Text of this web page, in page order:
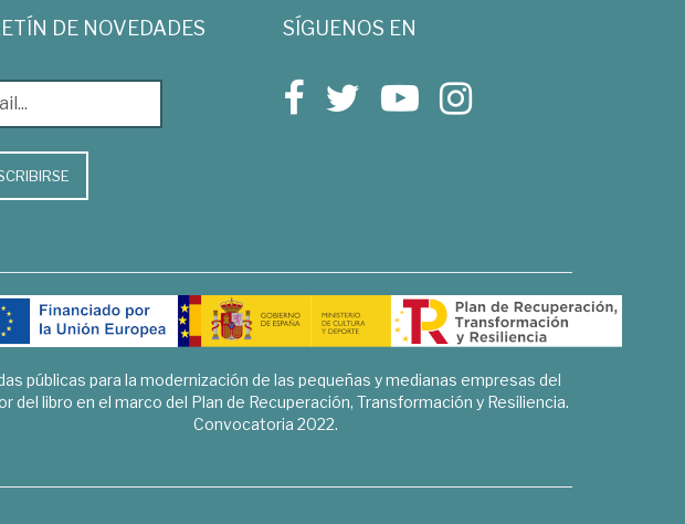
DE NOVEDADES SÍGUENOS EN
públicas para la modernización de las pequeñas y medianas empresas del
del libro en el marco del Plan de Recuperación, Transformación y Resiliencia.
Convocatoria 2022.